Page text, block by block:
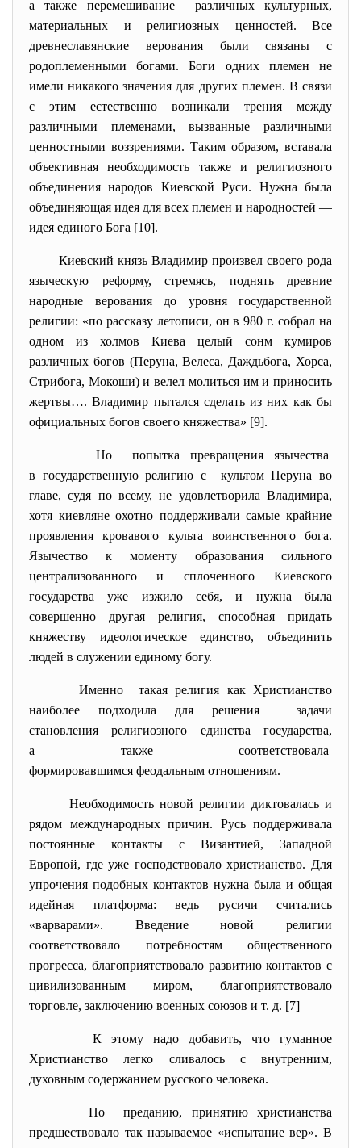
а также перемешивание различных культурных,
материальных и религиозных ценностей. Все
древнеславянские верования были связаны с
родоплеменными богами. Боги одних племен не
имели никакого значения для других племен. В связи
с этим естественно возникали трения между
различными племенами, вызванные различными
ценностными воззрениями. Таким образом, вставала
объективная необходимость также и религиозного
объединения народов Киевской Руси. Нужна была
объединяющая идея для всех племен и народностей —
идея единого Бога [10].
Киевский князь Владимир произвел своего рода
языческую реформу, стремясь, поднять древние
народные верования до уровня государственной
религии: «по рассказу летописи, он в 980 г. собрал на
одном из холмов Киева целый сонм кумиров
различных богов (Перуна, Велеса, Даждьбога, Хорса,
Стрибога, Мокоши) и велел молиться им и приносить
жертвы…. Владимир пытался сделать из них как бы
официальных богов своего княжества» [9].
Но попытка превращения язычества
в государственную религию с культом Перуна во
главе, судя по всему, не удовлетворила Владимира,
хотя киевляне охотно поддерживали самые крайние
проявления кровавого культа воинственного бога.
Язычество к моменту образования сильного
централизованного и сплоченного Киевского
государства уже изжило себя, и нужна была
совершенно другая религия, способная придать
княжеству идеологическое единство, объединить
людей в служении единому богу.
Именно такая религия как Христианство
наиболее подходила для решения задачи
становления религиозного единства государства,
а также соответствовала
формировавшимся феодальным отношениям.
Необходимость новой религии диктовалась и
рядом международных причин. Русь поддерживала
постоянные контакты с Византией, Западной
Европой, где уже господствовало христианство. Для
упрочения подобных контактов нужна была и общая
идейная платформа: ведь русичи считались
«варварами». Введение новой религии
соответствовало потребностям общественного
прогресса, благоприятствовало развитию контактов с
цивилизованным миром, благоприятствовало
торговле, заключению военных союзов и т. д. [7]
К этому надо добавить, что гуманное
Христианство легко сливалось с внутренним,
духовным содержанием русского человека.
По преданию, принятию христианства
предшествовало так называемое «испытание вер». В